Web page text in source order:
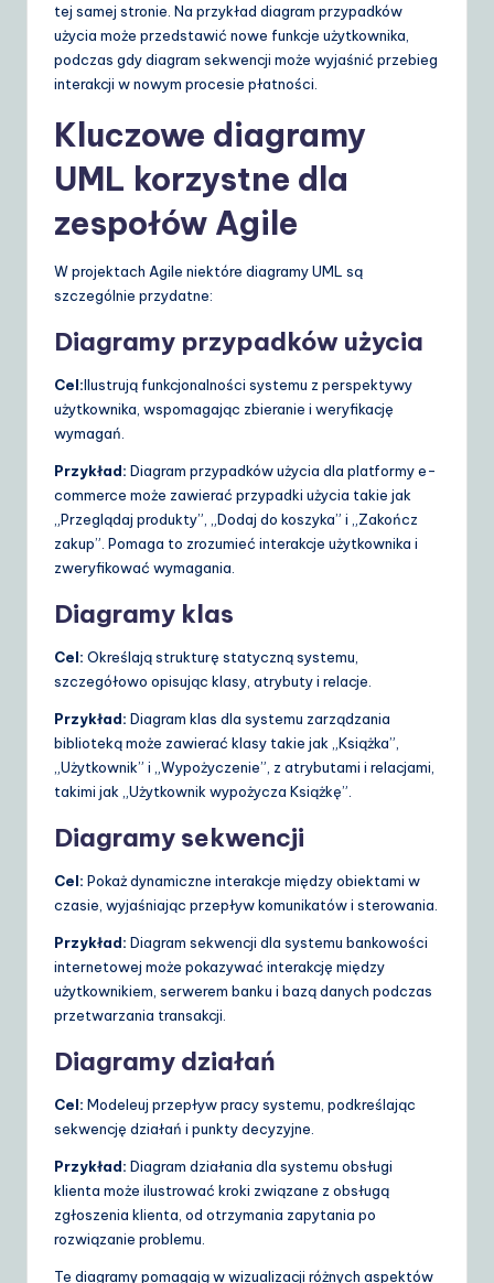
tej samej stronie. Na przykład diagram przypadków
użycia może przedstawić nowe funkcje użytkownika,
podczas gdy diagram sekwencji może wyjaśnić przebieg
interakcji w nowym procesie płatności.
Kluczowe diagramy
UML korzystne dla
zespołów Agile
W projektach Agile niektóre diagramy UML są
szczególnie przydatne:
Diagramy przypadków użycia
Cel:Ilustrują funkcjonalności systemu z perspektywy
użytkownika, wspomagając zbieranie i weryfikację
wymagań.
Przykład: Diagram przypadków użycia dla platformy e-
commerce może zawierać przypadki użycia takie jak
„Przeglądaj produkty”, „Dodaj do koszyka” i „Zakończ
zakup”. Pomaga to zrozumieć interakcje użytkownika i
zweryfikować wymagania.
Diagramy klas
Cel: Określają strukturę statyczną systemu,
szczegółowo opisując klasy, atrybuty i relacje.
Przykład: Diagram klas dla systemu zarządzania
biblioteką może zawierać klasy takie jak „Książka”,
„Użytkownik” i „Wypożyczenie”, z atrybutami i relacjami,
takimi jak „Użytkownik wypożycza Książkę”.
Diagramy sekwencji
Cel: Pokaż dynamiczne interakcje między obiektami w
czasie, wyjaśniając przepływ komunikatów i sterowania.
Przykład: Diagram sekwencji dla systemu bankowości
internetowej może pokazywać interakcję między
użytkownikiem, serwerem banku i bazą danych podczas
przetwarzania transakcji.
Diagramy działań
Cel: Modeleuj przepływ pracy systemu, podkreślając
sekwencję działań i punkty decyzyjne.
Przykład: Diagram działania dla systemu obsługi
klienta może ilustrować kroki związane z obsługą
zgłoszenia klienta, od otrzymania zapytania po
rozwiązanie problemu.
Te diagramy pomagają w wizualizacji różnych aspektów